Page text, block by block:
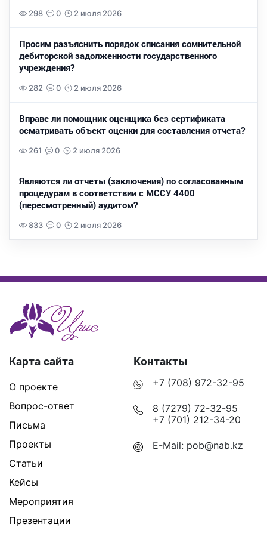
298 0 2 июля 2026
Просим разъяснить порядок списания сомнительной
дебиторской задолженности государственного
учреждения?
282 0 2 июля 2026
Вправе ли помощник оценщика без сертификата
осматривать объект оценки для составления отчета?
261 0 2 июля 2026
Являются ли отчеты (заключения) по согласованным
процедурам в соответствии с МССУ 4400
(пересмотренный) аудитом?
833 0 2 июля 2026
Карта сайта
О проекте
Вопрос-ответ
Письма
Проекты
Статьи
Кейсы
Мероприятия
Презентации
Контакты
+7 (708) 972-32-95
8 (7279) 72-32-95
+7 (701) 212-34-20
E-Mail: pob@nab.kz